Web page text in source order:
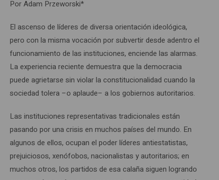
Por Adam Przeworski*
El ascenso de líderes de diversa orientación ideológica,
pero con la misma vocación por subvertir desde adentro el
funcionamiento de las instituciones, enciende las alarmas.
La experiencia reciente demuestra que la democracia
puede agrietarse sin violar la constitucionalidad cuando la
sociedad tolera –o aplaude– a los gobiernos autoritarios.
Las instituciones representativas tradicionales están
pasando por una crisis en muchos países del mundo. En
algunos de ellos, ocupan el poder líderes antiestatistas,
prejuiciosos, xenófobos, nacionalistas y autoritarios; en
muchos otros, los partidos de esa calaña siguen logrando